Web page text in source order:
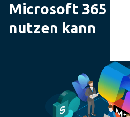
Microsoft 365
nutzen kann